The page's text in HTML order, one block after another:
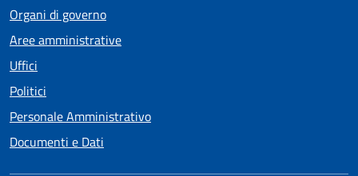
Organi di governo
Aree amministrative
Uffici
Politici
Personale Amministrativo
Documenti e Dati